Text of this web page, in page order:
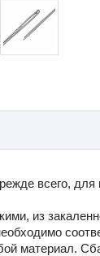
всего, для
из
материал.